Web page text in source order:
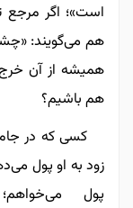
است»؛ اگر مرجع
هم می‌گویند:
همیشه از آن خرج
هم باشیم؟
کسی که در
زود به او پول
پول